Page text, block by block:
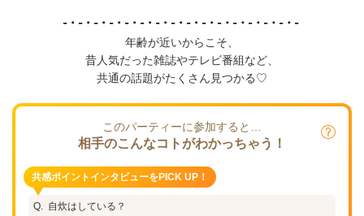
年齢が近いからこそ、
昔人気だった雑誌やテレビ番組など、
共通の話題がたくさん見つかる♡
このパーティーに参加すると…
相手のこんなコトがわかっちゃう！
共感ポイントインタビューをPICK UP！
自炊はしている？